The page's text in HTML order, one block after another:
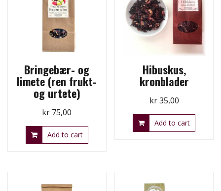
Bringebær- og
limete (ren frukt-
og urtete)
kr 75,00
Add to cart
Hibuskus,
kronblader
kr35,00
Add to cart